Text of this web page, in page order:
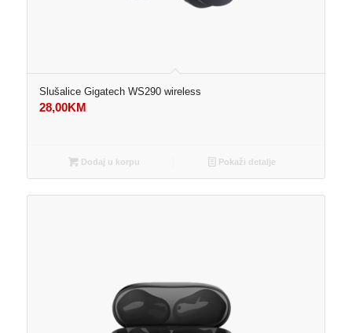
Slušalice Gigatech WS290 wireless
28,00KM
Dodaj u korpu Pokaži detalje